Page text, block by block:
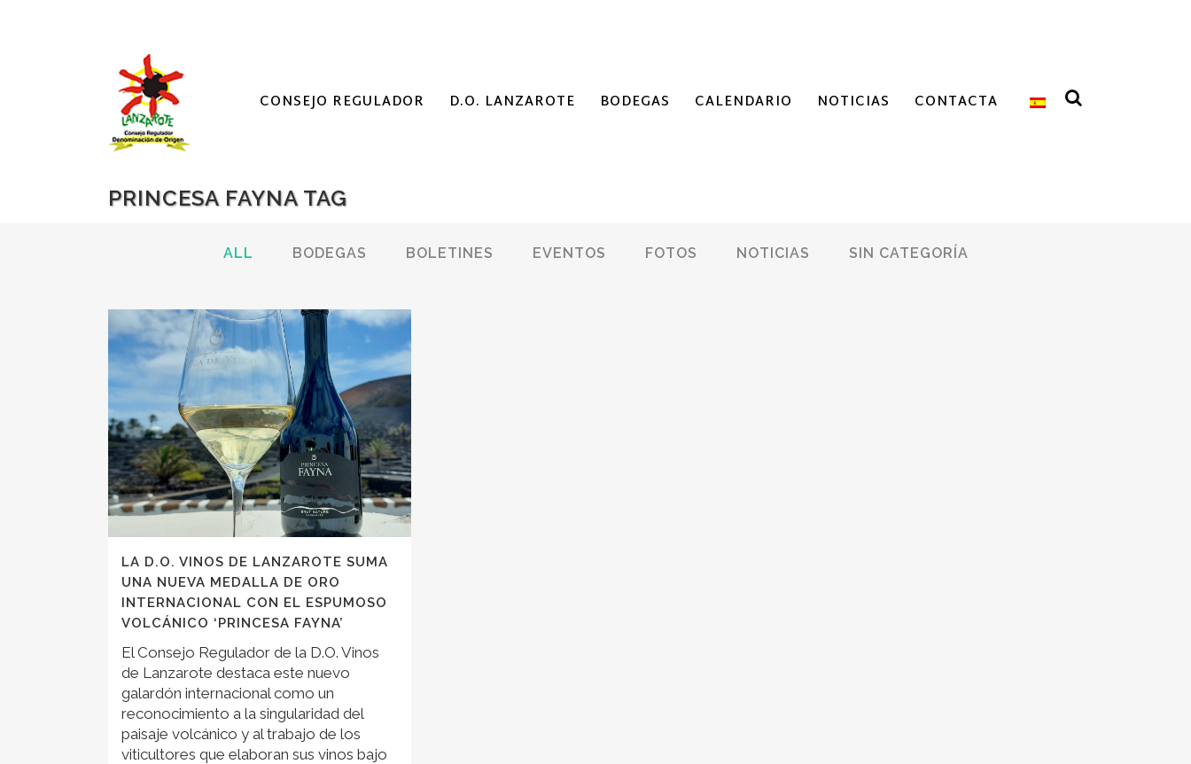
CONSEJO REGULADOR D.O. LANZAROTE BODEGAS CALENDARIO NOTICIAS CONTACTA
PRINCESA FAYNA TAG
ALL BODEGAS BOLETINES EVENTOS FOTOS NOTICIAS SIN CATEGORÍA
LA D.O. VINOS DE LANZAROTE SUMA
UNA NUEVA MEDALLA DE ORO
INTERNACIONAL CON EL ESPUMOSO
VOLCÁNICO ‘PRINCESA FAYNA’
El Consejo Regulador de la D.O. Vinos
de Lanzarote destaca este nuevo
galardón internacional como un
reconocimiento a la singularidad del
paisaje volcánico y al trabajo de los
viticultores que elaboran sus vinos bajo